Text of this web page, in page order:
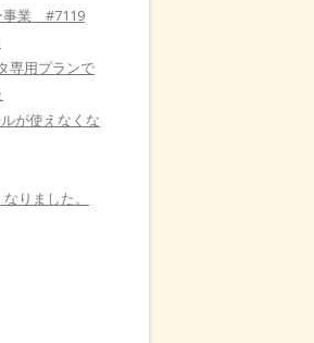
事業 #7119
専用プランで
が使えなくな
りました。